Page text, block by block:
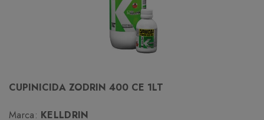
CUPINICIDA ZODRIN 400 CE 1LT
Marca: KELLDRIN